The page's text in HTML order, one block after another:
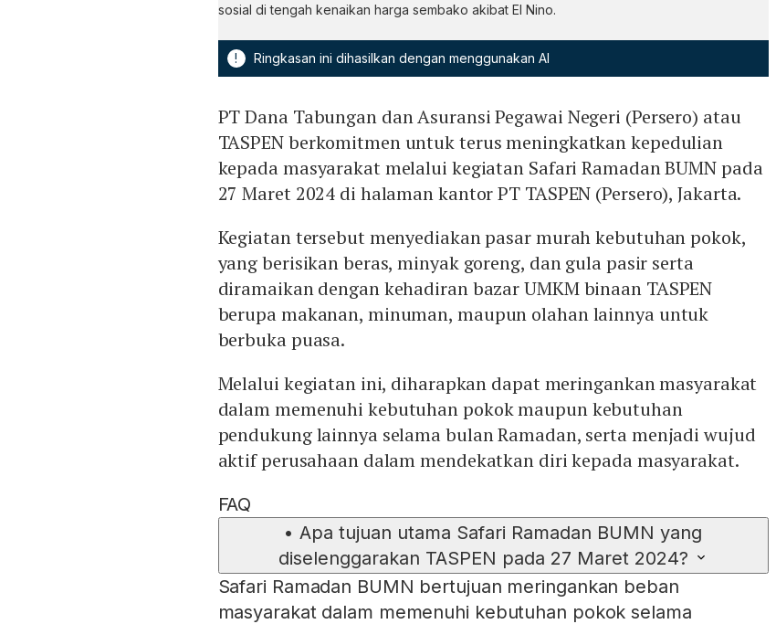
sosial di tengah kenaikan harga sembako akibat El Nino.
! Ringkasan ini dihasilkan dengan menggunakan AI
PT Dana Tabungan dan Asuransi Pegawai Negeri (Persero) atau
TASPEN berkomitmen untuk terus meningkatkan kepedulian
kepada masyarakat melalui kegiatan Safari Ramadan BUMN pada
27 Maret 2024 di halaman kantor PT TASPEN (Persero), Jakarta.
Kegiatan tersebut menyediakan pasar murah kebutuhan pokok,
yang berisikan beras, minyak goreng, dan gula pasir serta
diramaikan dengan kehadiran bazar UMKM binaan TASPEN
berupa makanan, minuman, maupun olahan lainnya untuk
berbuka puasa.
Melalui kegiatan ini, diharapkan dapat meringankan masyarakat
dalam memenuhi kebutuhan pokok maupun kebutuhan
pendukung lainnya selama bulan Ramadan, serta menjadi wujud
aktif perusahaan dalam mendekatkan diri kepada masyarakat.
FAQ
• Apa tujuan utama Safari Ramadan BUMN yang
diselenggarakan TASPEN pada 27 Maret 2024?
Safari Ramadan BUMN bertujuan meringankan beban
masyarakat dalam memenuhi kebutuhan pokok selama